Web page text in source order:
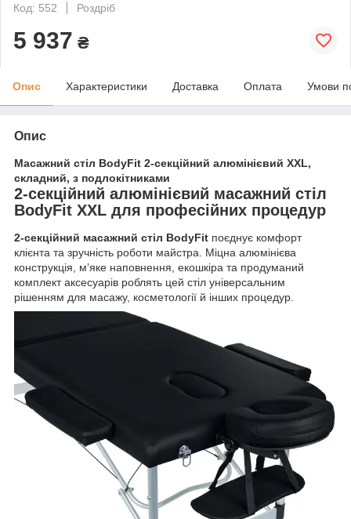
Код: 552
Роздріб
5 937 ₴
Опис Характеристики Доставка Оплата Умови
Опис
Масажний стіл BodyFit 2-секційний алюмінієвий XXL,
складний, з подлокітниками
2-секційний алюмінієвий масажний стіл
BodyFit XXL для професійних процедур
2-секційний масажний стіл BodyFit поєднує комфорт
клієнта та зручність роботи майстра. Міцна алюмінієва
конструкція, м’яке наповнення, екошкіра та продуманий
комплект аксесуарів роблять цей стіл універсальним
рішенням для масажу, косметології й інших процедур.